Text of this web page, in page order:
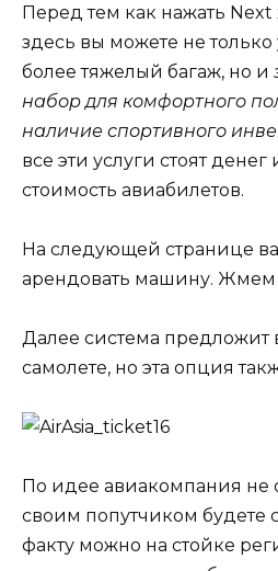
Перед тем как нажать Next
здесь вы можете не
более тяжелый багаж, но и
набор для комфортного
наличие спортивного
все эти услуги стоят
стоимость авиабилетов.
На следующей странице
арендовать машину. Жмем
Далее система предложит
самолете, но эта опция
По идее авиакомпания не
своим попутчиком будете
факту можно на стойке